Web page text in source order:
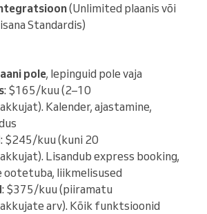
(Unlimited plaanis või
Standardis)
pole, lepinguid pole vaja
: $165/kuu (2–10
Kalender, ajastamine,
: $245/kuu (kuni 20
Lisandub express booking,
ootetuba, liikmelisused
: $375/kuu (piiramatu
arv). Kõik funktsioonid